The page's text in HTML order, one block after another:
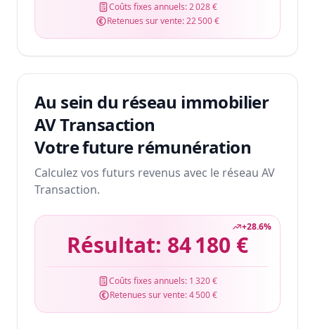
Coûts fixes annuels:2 028 €
Retenues sur vente:22 500 €
Au sein du réseau immobilier
AV Transaction
Votre future rémunération
Calculez vos futurs revenus avec le réseau AV
Transaction.
+28.6%
Résultat: 84 180 €
Coûts fixes annuels: 1 320 €
Retenues sur vente:4 500 €